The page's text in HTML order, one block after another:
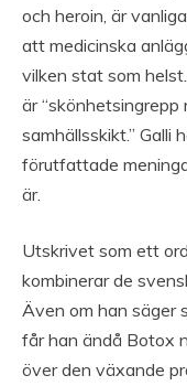
och heroin, är
att medicinska
vilken stat som
är
samhällsskikt.” Galli
förutfattade
är.
Utskrivet som ett
kombinerar de
Även om han säger
får han ändå Botox
över den växande